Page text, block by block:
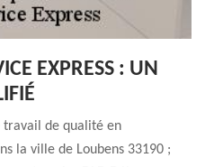
EXPRESS : UN
travail de qualité en
la ville de Loubens 33190 ;